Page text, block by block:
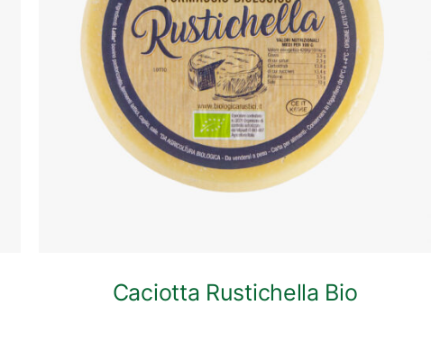
ANTEPRIMA RAPIDA
Caciotta Rustichella Bio